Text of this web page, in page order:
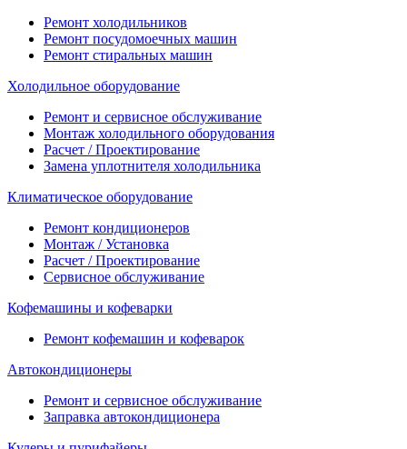
Ремонт холодильников
Ремонт посудомоечных машин
Ремонт стиральных машин
Холодильное оборудование
Ремонт и сервисное обслуживание
Монтаж холодильного оборудования
Расчет / Проектирование
Замена уплотнителя холодильника
Климатическое оборудование
Ремонт кондиционеров
Монтаж / Установка
Расчет / Проектирование
Сервисное обслуживание
Кофемашины и кофеварки
Ремонт кофемашин и кофеварок
Автокондиционеры
Ремонт и сервисное обслуживание
Заправка автокондиционера